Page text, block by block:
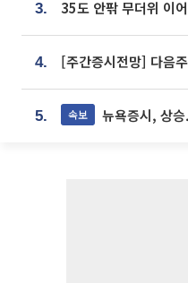
3.
4.
5. 속보 뉴욕증시, 상